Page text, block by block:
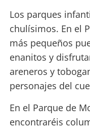
Los parques
chulísimos. En el
más pequeños
enanitos y
areneros y
personajes del
En el Parque de
encontraréis